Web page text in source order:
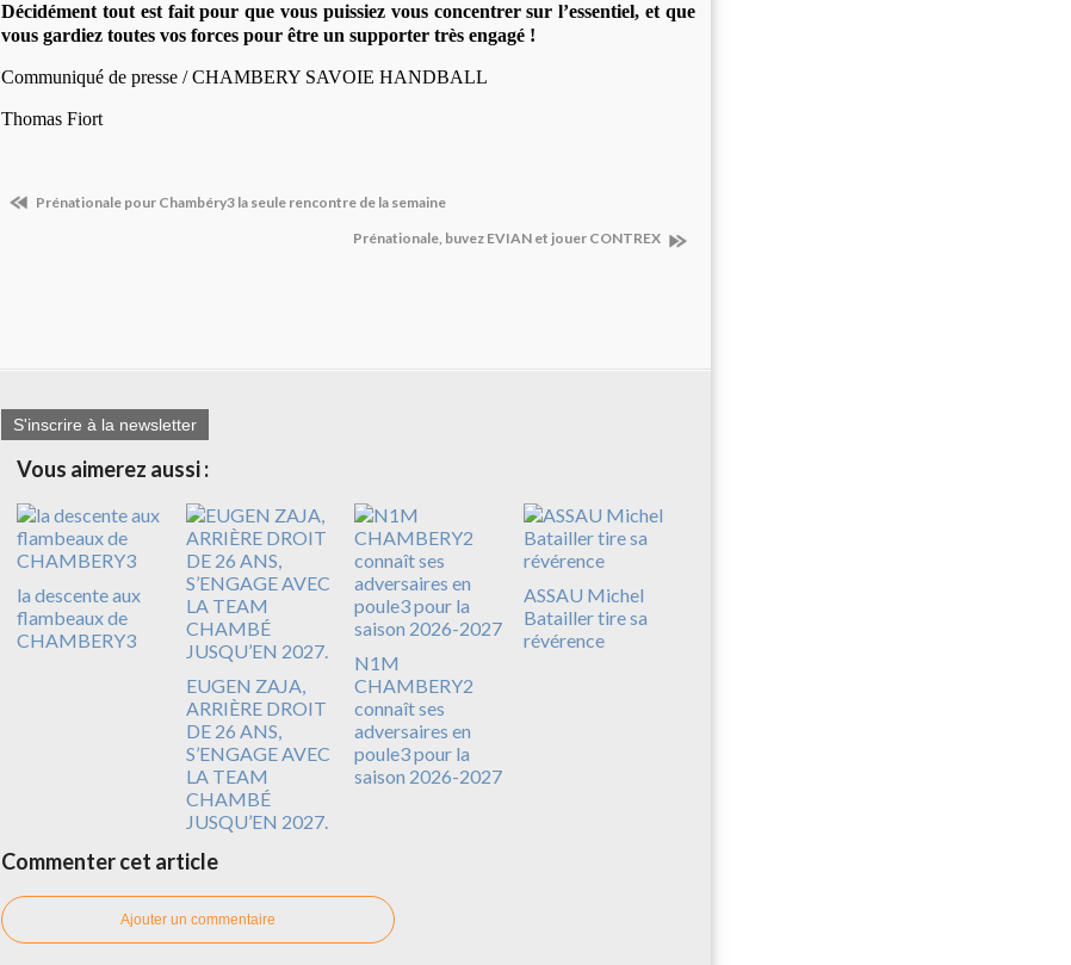
Décidément tout est fait pour que vous puissiez vous concentrer sur l’essentiel, et que
vous gardiez toutes vos forces pour être un supporter très engagé !
Communiqué de presse / CHAMBERY SAVOIE HANDBALL
Thomas Fiort
Prénationale pour Chambéry3 la seule rencontre de la semaine
Prénationale, buvez EVIAN et jouer CONTREX
S'inscrire à la newsletter
Vous aimerez aussi :
la descente aux
flambeaux de
CHAMBERY3
EUGEN ZAJA,
ARRIÈRE DROIT
DE 26 ANS,
S’ENGAGE AVEC
LA TEAM
CHAMBÉ
JUSQU’EN 2027.
N1M
CHAMBERY2
connaît ses
adversaires en
poule3 pour la
saison 2026-2027
ASSAU Michel
Batailler tire sa
révérence
Commenter cet article
Ajouter un commentaire